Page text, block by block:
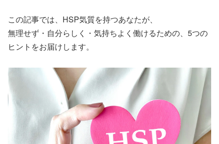
この記事では、HSP気質を持つあなたが、
無理せず・自分らしく・気持ちよく働けるための、5つの
ヒントをお届けします。